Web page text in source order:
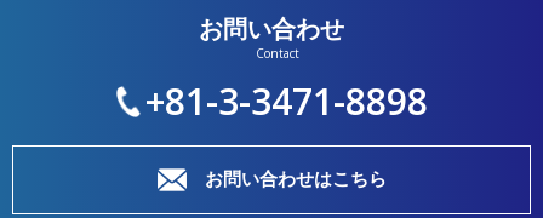
お問い合わせ
+81-3-3471-8898
お問い合わせはこちら